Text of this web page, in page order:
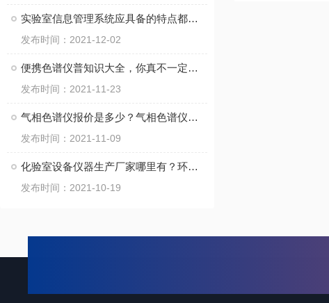
实验室信息管理系统应具备的特点都在这里了
发布时间：2021-12-02
便携色谱仪普知识大全，你真不一定都懂
发布时间：2021-11-23
气相色谱仪报价是多少？气相色谱仪的工作原理看这里
发布时间：2021-11-09
化验室设备仪器生产厂家哪里有？环境监测仪器厂家看这里
发布时间：2021-10-19